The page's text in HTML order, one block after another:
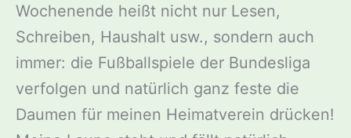
Wochenende heißt nicht nur Lesen,
Schreiben, Haushalt usw., sondern auch
immer: die Fußballspiele der Bundesliga
verfolgen und natürlich ganz feste die
Daumen für meinen Heimatverein drücken!